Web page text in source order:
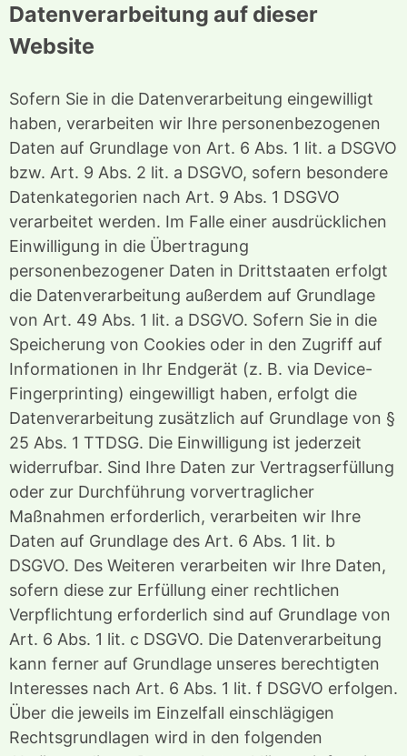
Datenverarbeitung auf dieser
Website
Sofern Sie in die Datenverarbeitung eingewilligt
haben, verarbeiten wir Ihre personenbezogenen
Daten auf Grundlage von Art. 6 Abs. 1 lit. a DSGVO
bzw. Art. 9 Abs. 2 lit. a DSGVO, sofern besondere
Datenkategorien nach Art. 9 Abs. 1 DSGVO
verarbeitet werden. Im Falle einer ausdrücklichen
Einwilligung in die Übertragung
personenbezogener Daten in Drittstaaten erfolgt
die Datenverarbeitung außerdem auf Grundlage
von Art. 49 Abs. 1 lit. a DSGVO. Sofern Sie in die
Speicherung von Cookies oder in den Zugriff auf
Informationen in Ihr Endgerät (z. B. via Device-
Fingerprinting) eingewilligt haben, erfolgt die
Datenverarbeitung zusätzlich auf Grundlage von §
25 Abs. 1 TTDSG. Die Einwilligung ist jederzeit
widerrufbar. Sind Ihre Daten zur Vertragserfüllung
oder zur Durchführung vorvertraglicher
Maßnahmen erforderlich, verarbeiten wir Ihre
Daten auf Grundlage des Art. 6 Abs. 1 lit. b
DSGVO. Des Weiteren verarbeiten wir Ihre Daten,
sofern diese zur Erfüllung einer rechtlichen
Verpflichtung erforderlich sind auf Grundlage von
Art. 6 Abs. 1 lit. c DSGVO. Die Datenverarbeitung
kann ferner auf Grundlage unseres berechtigten
Interesses nach Art. 6 Abs. 1 lit. f DSGVO erfolgen.
Über die jeweils im Einzelfall einschlägigen
Rechtsgrundlagen wird in den folgenden